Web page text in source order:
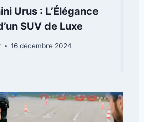
Urus : L’Élégance
SUV de Luxe
16 décembre 2024